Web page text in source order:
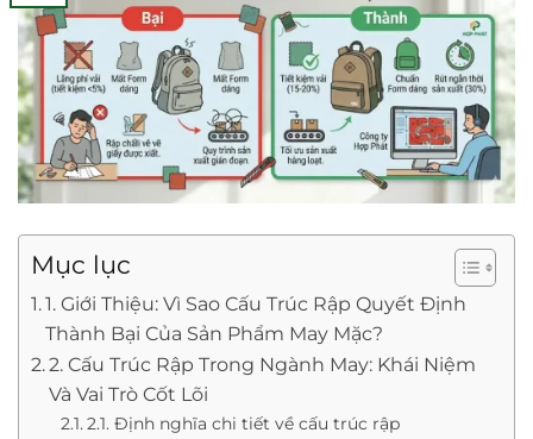
Mục lục
1. Giới Thiệu: Vì Sao Cấu Trúc Rập Quyết Định
Thành Bại Của Sản Phẩm May Mặc?
2. Cấu Trúc Rập Trong Ngành May: Khái Niệm
Và Vai Trò Cốt Lõi
2.1. Định nghĩa chi tiết về cấu trúc rập